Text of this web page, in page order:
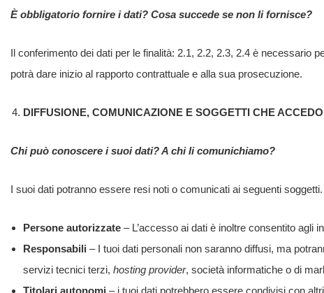
È obbligatorio fornire i dati? Cosa succede se non li fornisce?
Il conferimento dei dati per le finalità: 2.1, 2.2, 2.3, 2.4 è necessario
potrà dare inizio al rapporto contrattuale e alla sua prosecuzione.
DIFFUSIONE, COMUNICAZIONE E SOGGETTI CHE
Chi può conoscere i suoi dati? A chi li comunichiamo?
I suoi dati potranno essere resi noti o comunicati ai seguenti soggetti.
Persone autorizzate – L’accesso ai dati è inoltre consentito agli
Responsabili – I tuoi dati personali non saranno diffusi, ma
servizi tecnici terzi, hosting provider, società informatiche o di
Titolari autonomi – i tuoi dati potrebbero essere condivisi con